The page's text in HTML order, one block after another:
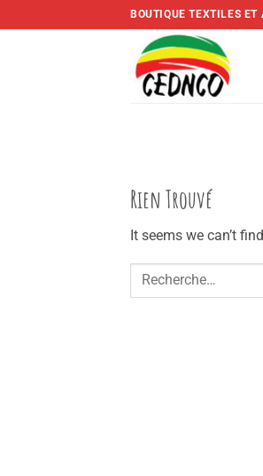
to
BOUTIQUE TEXTILES ET
Rien Trouvé
It seems we can’t